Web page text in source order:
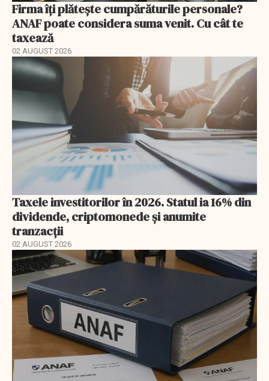
Firma îți plătește cumpărăturile personale?
ANAF poate considera suma venit. Cu cât te
taxează
02 AUGUST 2026
Taxele investitorilor în 2026. Statul ia 16% din
dividende, criptomonede și anumite
tranzacții
02 AUGUST 2026